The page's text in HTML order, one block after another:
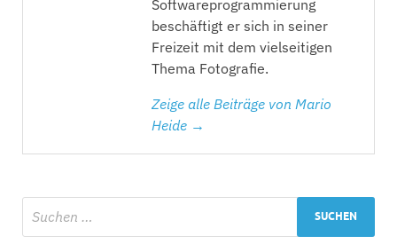
Softwareprogrammierung
beschäftigt er sich in seiner
Freizeit mit dem vielseitigen
Thema Fotografie.
Zeige alle Beiträge von Mario
Heide →